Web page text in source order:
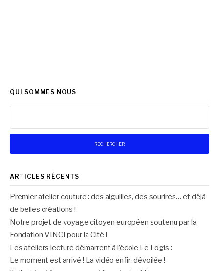
QUI SOMMES NOUS
ARTICLES RÉCENTS
Premier atelier couture : des aiguilles, des sourires… et déjà
de belles créations !
Notre projet de voyage citoyen européen soutenu par la
Fondation VINCI pour la Cité !
Les ateliers lecture démarrent à l’école Le Logis :
Le moment est arrivé ! La vidéo enfin dévoilée !